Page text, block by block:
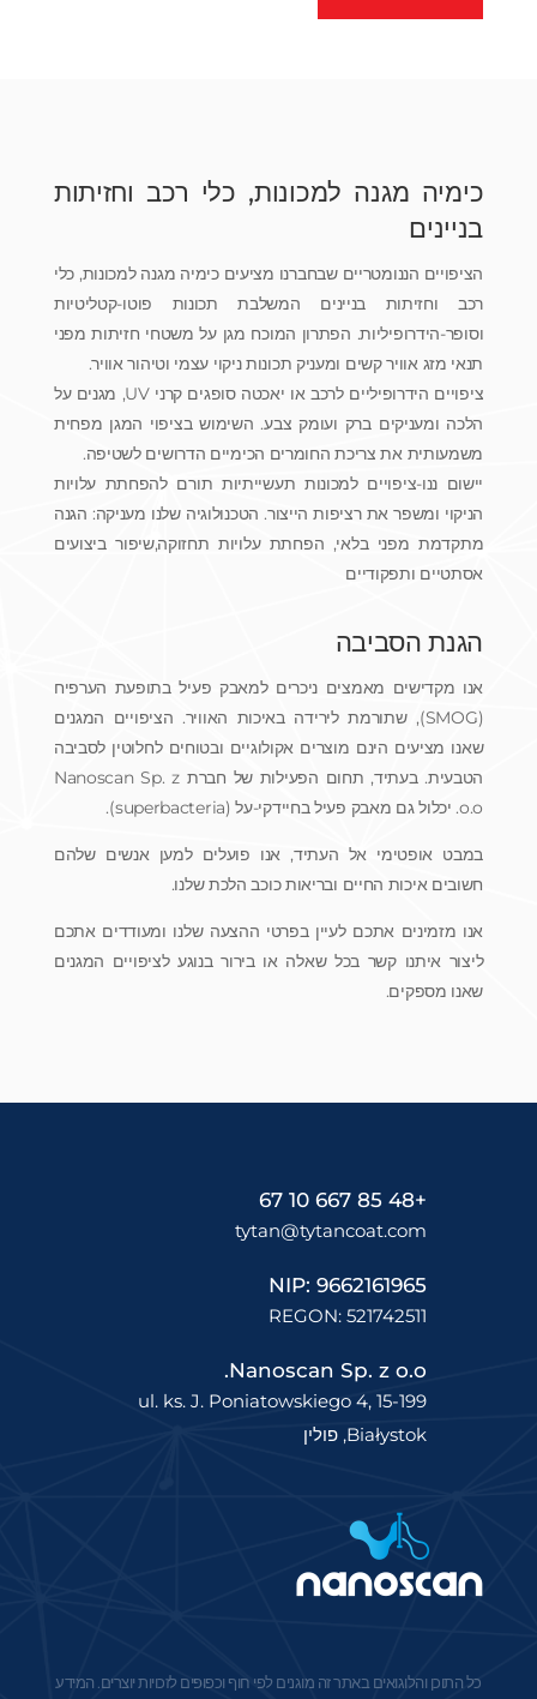
כימיה מגנה למכונות, כלי רכב וחזיתות
בניינים
הציפויים הננומטריים שבחברנו מציעים כימיה מגנה למכונות, כלי
רכב וחזיתות בניינים המשלבת תכונות פוטו-קטליטיות
וסופר-הידרופיליות. הפתרון המוכח מגן על משטחי חזיתות מפני
תנאי מזג אוויר קשים ומעניק תכונות ניקוי עצמי וטיהור אוויר.
ציפויים הידרופיליים לרכב או יאכטה סופגים קרני UV, מגנים על
הלכה ומעניקים ברק ועומק צבע. השימוש בציפוי המגן מפחית
משמעותית את צריכת החומרים הכימיים הדרושים לשטיפה.
יישום ננו-ציפויים למכונות תעשייתיות תורם להפחתת עלויות
הניקוי ומשפר את רציפות הייצור. הטכנולוגיה שלנו מעניקה: הגנה
מתקדמת מפני בלאי, הפחתת עלויות תחזוקה,שיפור ביצועים
אסתטיים ותפקודיים
הגנת הסביבה
אנו מקדישים מאמצים ניכרים למאבק פעיל בתופעת הערפיח
(SMOG), שתורמת לירידה באיכות האוויר. הציפויים המגנים
שאנו מציעים הינם מוצרים אקולוגיים ובטוחים לחלוטין לסביבה
הטבעית. בעתיד, תחום הפעילות של חברת Nanoscan Sp. z
o.o. יכלול גם מאבק פעיל בחיידקי-על (superbacteria).
במבט אופטימי אל העתיד, אנו פועלים למען אנשים שלהם
חשובים איכות החיים ובריאות כוכב הלכת שלנו.
אנו מזמינים אתכם לעיין בפרטי ההצעה שלנו ומעודדים אתכם
ליצור איתנו קשר בכל שאלה או בירור בנוגע לציפויים המגנים
שאנו מספקים.
+48 85 667 10 67
tytan@tytancoat.com
NIP: 9662161965
REGON: 521742511
Nanoscan Sp. z o.o.
ul. ks. J. Poniatowskiego 4, 15-199
Białystok, פולין
כל התוכן והלוגואים באתר זה מוגנים לפי חוף וכפופים לזכויות יוצרים. המידע